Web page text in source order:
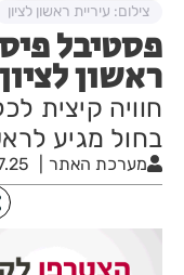
פסטיבל
ראשון לציון
חוויה קיצית
בחול מגיע
מערכת האתר 14:25
צילום: עיריית ראשון לציון